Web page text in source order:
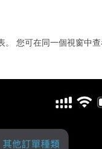
您可在同一個視窗中